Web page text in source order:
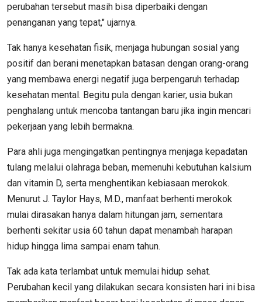
perubahan tersebut masih bisa diperbaiki dengan
penanganan yang tepat," ujarnya.
Tak hanya kesehatan fisik, menjaga hubungan sosial yang
positif dan berani menetapkan batasan dengan orang-orang
yang membawa energi negatif juga berpengaruh terhadap
kesehatan mental. Begitu pula dengan karier, usia bukan
penghalang untuk mencoba tantangan baru jika ingin mencari
pekerjaan yang lebih bermakna.
Para ahli juga mengingatkan pentingnya menjaga kepadatan
tulang melalui olahraga beban, memenuhi kebutuhan kalsium
dan vitamin D, serta menghentikan kebiasaan merokok.
Menurut J. Taylor Hays, M.D., manfaat berhenti merokok
mulai dirasakan hanya dalam hitungan jam, sementara
berhenti sekitar usia 60 tahun dapat menambah harapan
hidup hingga lima sampai enam tahun.
Tak ada kata terlambat untuk memulai hidup sehat.
Perubahan kecil yang dilakukan secara konsisten hari ini bisa